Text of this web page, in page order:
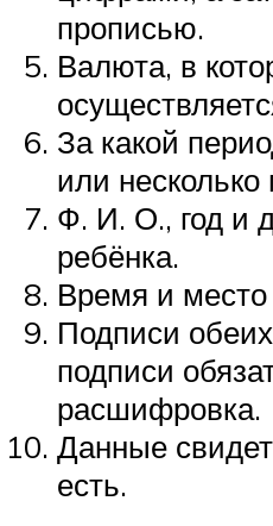
прописью.
Валюта, в
За какой
или
Ф. И. О., год и
ребёнка.
Время и место
Подписи
подписи
расшифровка.
Данные
есть.